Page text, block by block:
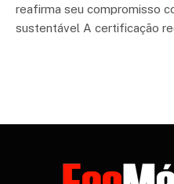
reafirma seu compromisso
sustentável A certificação